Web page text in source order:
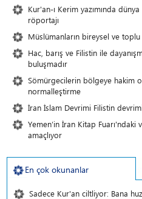
Kur'an-ı Kerim yazımında
röportajı
Müslümanların bireysel ve
Hac, barış ve Filistin ile
buluşmadır
Sömürgecilerin bölgeye hakim
normalleştirme
İran İslam Devrimi Filistin
Yemen’in İran Kitap Fuarı'ndaki
amaçlıyor
En çok okunanlar
Sadece Kur'an ciltliyor: Bana